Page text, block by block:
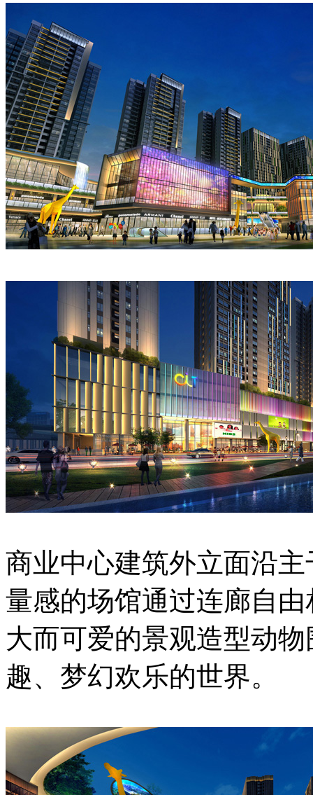
商业中心建筑外立面沿
量感的场馆通过连廊自
大而可爱的景观造型动
趣、梦幻欢乐的世界。